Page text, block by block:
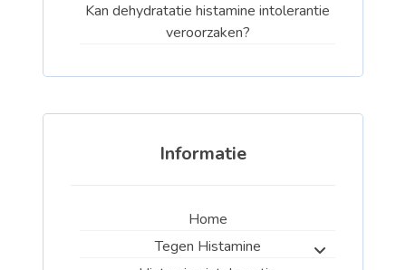
Kan dehydratatie histamine intolerantie
veroorzaken?
Informatie
Home
Tegen Histamine